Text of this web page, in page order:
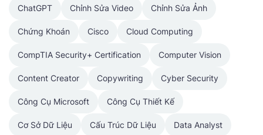
ChatGPT Chỉnh Sửa Video Chỉnh Sửa Ảnh
Chứng Khoán Cisco Cloud Computing
CompTIA Security+ Certification Computer Vision
Content Creator Copywriting Cyber Security
Công Cụ Microsoft Công Cụ Thiết Kế
Cơ Sở Dữ Liệu Cấu Trúc Dữ Liệu Data Analyst